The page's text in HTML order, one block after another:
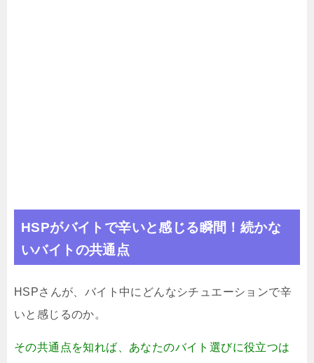
HSPがバイトで辛いと感じる瞬間！続かな
いバイトの共通点
HSPさんが、バイト中にどんなシチュエーションで辛
いと感じるのか。
その共通点を知れば、あなたのバイト選びに役立つは